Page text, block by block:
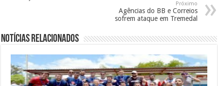
Próximo
Agências do BB e Correios
sofrem ataque em Tremedal
Notícias Relacionados